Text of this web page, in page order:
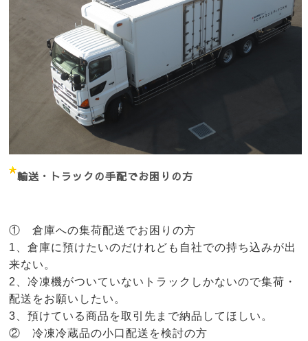
輸送・トラックの手配でお困りの方
① 倉庫への集荷配送でお困りの方
1、倉庫に預けたいのだけれども自社での持ち込みが出
来ない。
2、冷凍機がついていないトラックしかないので集荷・
配送をお願いしたい。
3、預けている商品を取引先まで納品してほしい。
② 冷凍冷蔵品の小口配送を検討の方